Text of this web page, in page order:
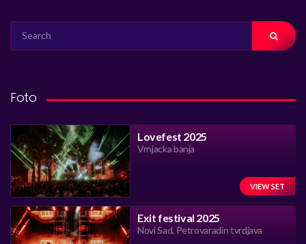
FOR:
Foto
Lovefest 2025
Vrnjacka banja
VIEW SET
Exit festival 2025
Novi Sad, Petrovaradin tvrdjava